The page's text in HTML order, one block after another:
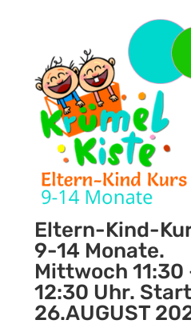
Eltern-Kind-
9-14 Monate.
Mittwoch 11:30
12:30 Uhr. Start
26.AUGUST